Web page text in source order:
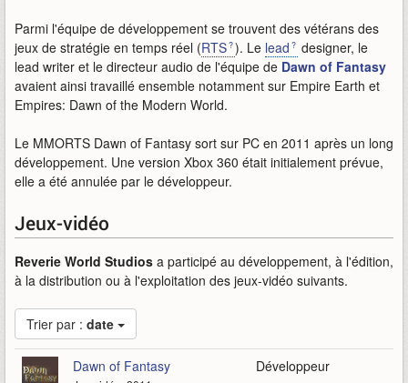
Parmi l'équipe de développement se trouvent des vétérans des
jeux de stratégie en temps réel (RTS ). Le lead
designer, le
lead writer et le directeur audio de l'équipe de Dawn of Fantasy
avaient ainsi travaillé ensemble notamment sur Empire Earth et
Empires: Dawn of the Modern World.
Le MMORTS Dawn of Fantasy sort sur PC en 2011 après un long
développement. Une version Xbox 360 était initialement prévue,
elle a été annulée par le développeur.
Jeux-vidéo
Reverie World Studios a participé au développement, à l'édition,
à la distribution ou à l'exploitation des jeux-vidéo suivants.
Trier par : date
Dawn of Fantasy Développeur